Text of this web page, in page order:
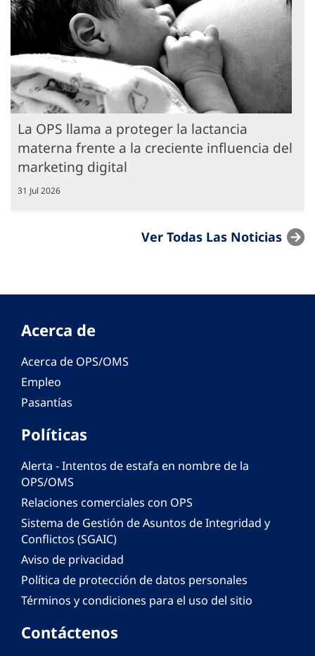
La OPS llama a proteger la lactancia
materna frente a la creciente influencia del
marketing digital
31 Jul 2026
Ver Todas Las Noticias
Acerca de
Acerca de OPS/OMS
Empleo
Pasantías
Políticas
Alerta - Intentos de estafa en nombre de la
OPS/OMS
Relaciones comerciales con OPS
Sistema de Gestión de Asuntos de Integridad y
Conflictos (SGAIC)
Aviso de privacidad
Política de protección de datos personales
Términos y condiciones para el uso del sitio
Contáctenos